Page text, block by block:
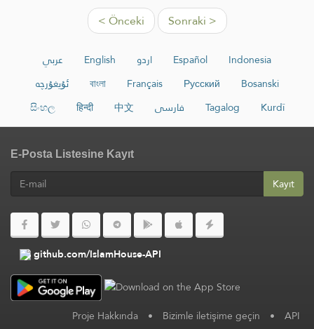
< Önceki Sonraki >
عربي English اردو Español
Indonesia
ئۇيغۇرچە
বাংলা Français Русский
Bosanski
සිංහල
हिन्दी 中文 فارسی Tagalog Kurdî
E-Posta Listesine Kayıt
Kayıt
github.com/IslamHouse-API
Proje Hakkında • Bizimle iletişime geçin • API